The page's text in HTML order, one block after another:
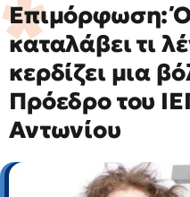
Επιμόρφωση:
καταλάβει τι
κερδίζει μια
Πρόεδρο του
Αντωνίου